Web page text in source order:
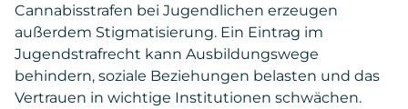
Cannabisstrafen bei Jugendlichen erzeugen
außerdem Stigmatisierung. Ein Eintrag im
Jugendstrafrecht kann Ausbildungswege
behindern, soziale Beziehungen belasten und das
Vertrauen in wichtige Institutionen schwächen.